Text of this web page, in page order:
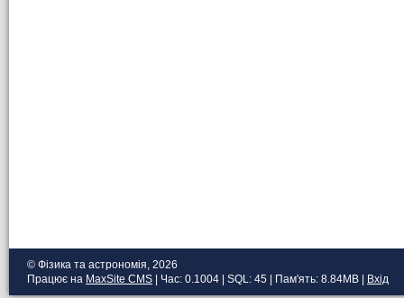
© Фізика та астрономія, 2026
Працює на MaxSite CMS | Час: 0.1004 | SQL: 45 | Пам'ять: 8.84MB Вхід